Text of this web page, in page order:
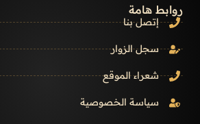
روابط هامة
إتصل بنا
سجل الزوار
شعراء الموقع
سياسة الخصوصية